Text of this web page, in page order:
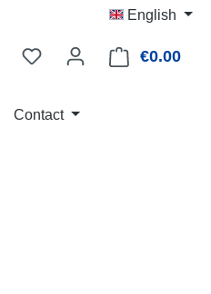
English
€0.00
Contact